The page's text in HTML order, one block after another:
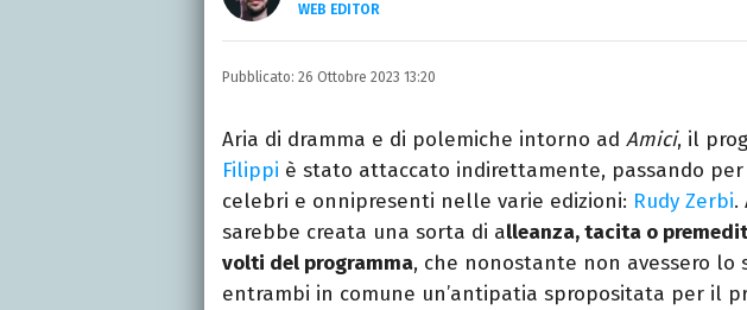
WEB EDITOR
LINKEDIN
Si avvicina all'editoria studiando all'IED come
specializza poi in Comunicazione digitale,
presso La Sapienza, collaborando con alcune
Pubblicato: 26 Ottobre 2023 13:20
Aria di dramma e di polemiche intorno ad Amici, il
Filippi è stato attaccato indirettamente, passando
celebri e onnipresenti nelle varie edizioni: Rudy Zerbi.
sarebbe creata una sorta di alleanza, tacita o
volti del programma, che nonostante non avessero lo
entrambi in comune un’antipatia spropositata per il